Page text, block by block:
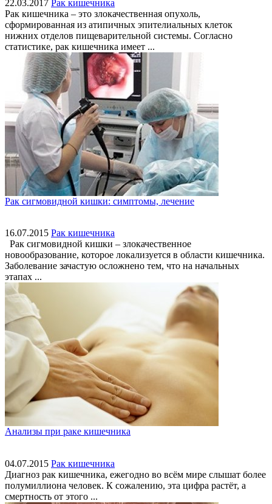
22.03.2017 Рак кишечника
Рак кишечника – это злокачественная опухоль,
сформированная из атипичных эпителиальных клеток
нижних отделов пищеварительной системы. Согласно
статистике, рак кишечника имеет ...
Рак сигмовидной кишки: симптомы, лечение
16.07.2015 Рак кишечника
Рак сигмовидной кишки – злокачественное
новообразование, которое локализуется в области кишечника.
Заболевание зачастую осложнено тем, что на начальных
этапах ...
Анализы при раке кишечника
04.07.2015 Рак кишечника
Диагноз рак кишечника, ежегодно во всём мире слышат более
полумиллиона человек. К сожалению, эта цифра растёт, а
смертность от этого ...